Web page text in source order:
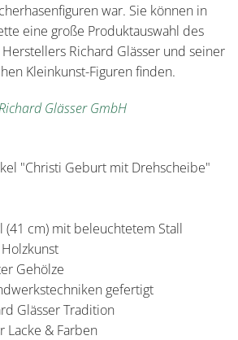
war. Sie können in
eine große Produktauswahl des
Richard Glässer und seiner
Kleinkunst-Figuren finden.
Glässer GmbH
"Christi Geburt mit Drehscheibe"
cm) mit beleuchtetem Stall
Gehölze
gefertigt
Glässer Tradition
Lacke & Farben